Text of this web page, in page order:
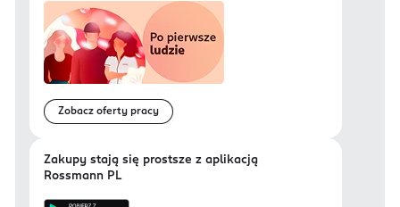
Zobacz oferty pracy
Zakupy stają się prostsze z aplikacją
Rossmann PL